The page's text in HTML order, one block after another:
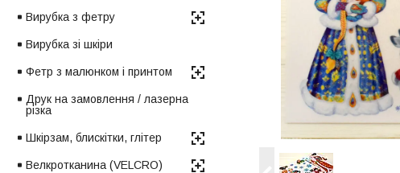
Вирубка з фетру
Вирубка зі шкіри
Фетр з малюнком і принтом
Друк на замовлення / лазерна
різка
Шкірзам, блискітки, глітер
Велкротканина (VELCRO)